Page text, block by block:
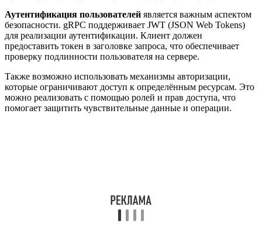
Аутентификация пользователей является важным аспектом
безопасности. gRPC поддерживает JWT (JSON Web Tokens)
для реализации аутентификации. Клиент должен
предоставить токен в заголовке запроса, что обеспечивает
проверку подлинности пользователя на сервере.
Также возможно использовать механизмы авторизации,
которые ограничивают доступ к определённым ресурсам. Это
можно реализовать с помощью ролей и прав доступа, что
помогает защитить чувствительные данные и операции.